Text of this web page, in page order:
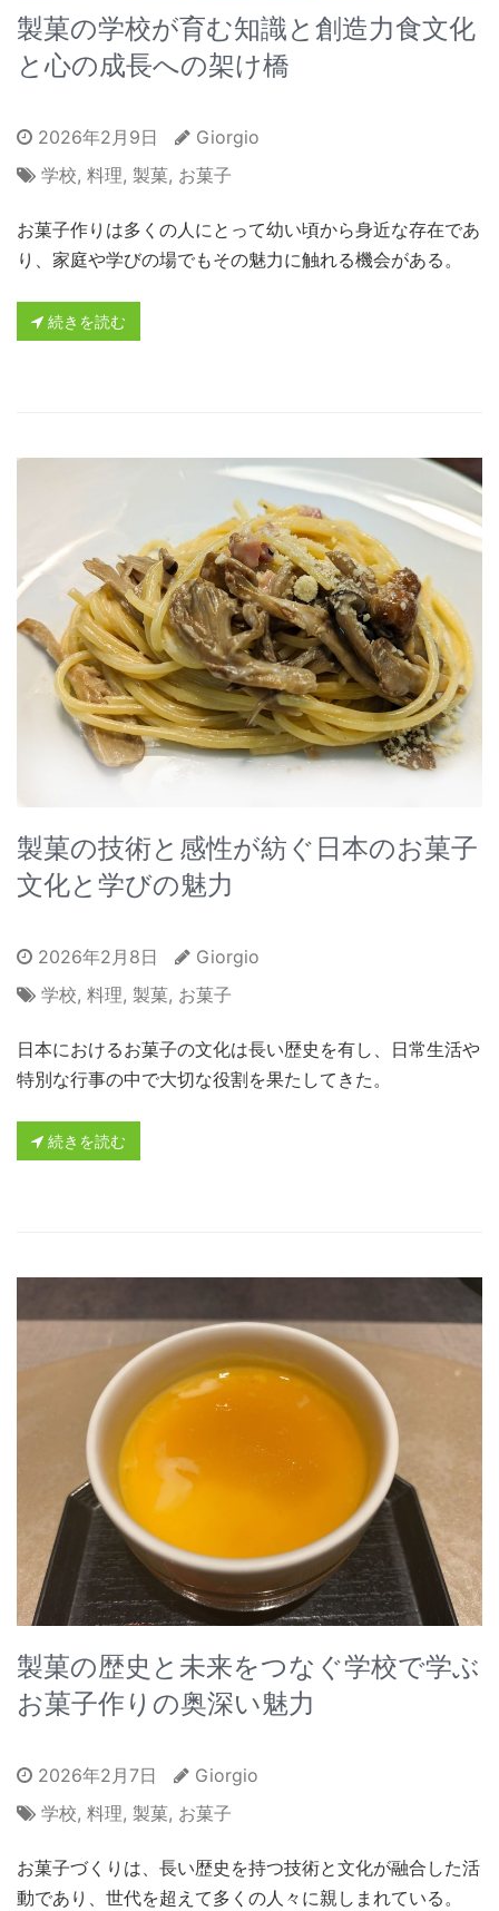
製菓の学校が育む知識と創造力食文化
と心の成長への架け橋
2026年2月9日
Giorgio
学校, 料理, 製菓, お菓子
お菓子作りは多くの人にとって幼い頃から身近な存在であ
り、家庭や学びの場でもその魅力に触れる機会がある。
続きを読む
製菓の技術と感性が紡ぐ日本のお菓子
文化と学びの魅力
2026年2月8日
Giorgio
学校, 料理, 製菓, お菓子
日本におけるお菓子の文化は長い歴史を有し、日常生活や
特別な行事の中で大切な役割を果たしてきた。
続きを読む
製菓の歴史と未来をつなぐ学校で学ぶ
お菓子作りの奥深い魅力
2026年2月7日
Giorgio
学校, 料理, 製菓, お菓子
お菓子づくりは、長い歴史を持つ技術と文化が融合した活
動であり、世代を超えて多くの人々に親しまれている。